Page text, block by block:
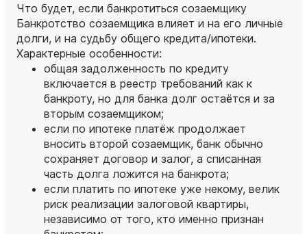
Что будет, если банкротиться созаемщику
Банкротство созаемщика влияет и на его личные
долги, и на судьбу общего кредита/ипотеки.
Характерные особенности:
общая задолженность по кредиту
включается в реестр требований как к
банкроту, но для банка долг остаётся и за
вторым созаемщиком;
если по ипотеке платёж продолжает
вносить второй созаемщик, банк обычно
сохраняет договор и залог, а списанная
часть долга ложится на банкрота;
если платить по ипотеке уже некому, велик
риск реализации залоговой квартиры,
независимо от того, кто именно признан